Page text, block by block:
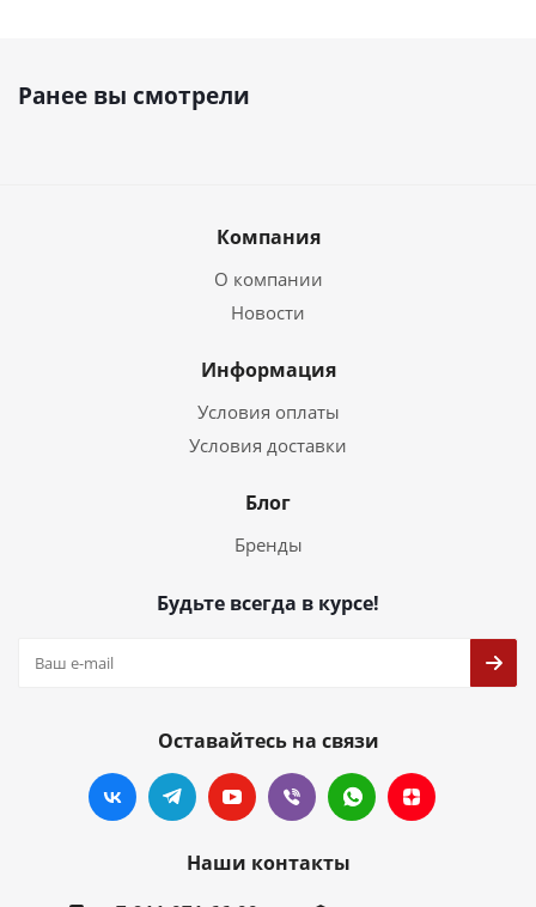
Ранее вы смотрели
Компания
О компании
Новости
Информация
Условия оплаты
Условия доставки
Блог
Бренды
Будьте всегда в курсе!
Оставайтесь на связи
Наши контакты